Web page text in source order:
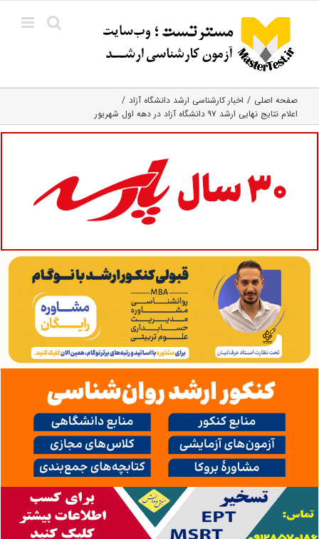
content
صفحه اصلی
اخبار کارشناسی ارشد دانشگاه آزاد
اعلام نتایج نهایی ارشد ۹۷ دانشگاه آزاد در دهه اول شهریور